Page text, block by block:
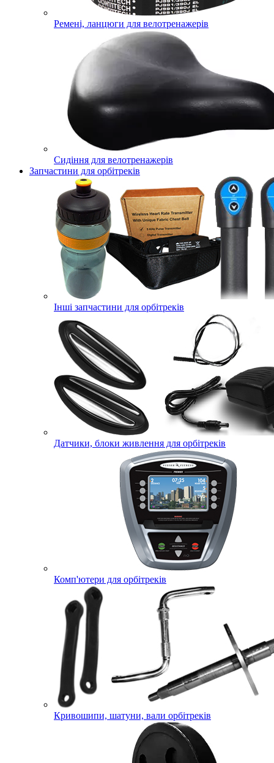
Ремені, ланцюги для велотренажерів
Сидіння для велотренажерів
Запчастини для орбітреків
Інші запчастини для орбітреків
Датчики, блоки живлення для орбітреків
Комп'ютери для орбітреків
Кривошипи, шатуни, вали орбітреків